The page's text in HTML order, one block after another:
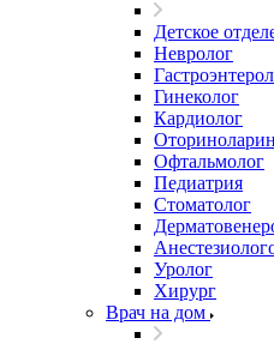
Детское
Невролог
Гинеколог
Кардиолог
Офтальмолог
Педиатрия
Стоматолог
Уролог
Хирург
Врач на дом